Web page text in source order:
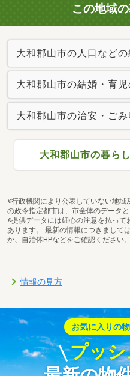
この地域
大和郡山市の人口などの
大和郡山市の結婚・育
大和郡山市の治安・ごみ
大和郡山市の暮ら
※行政機関により公表していない地
の政令指定都市は、市全体のデータと
※提供データには細心の注意を払っ
あります。 最新の情報につきまして
か、自治体HPなどをご確認ください。
情報の見方
お気に入りの
プッシ